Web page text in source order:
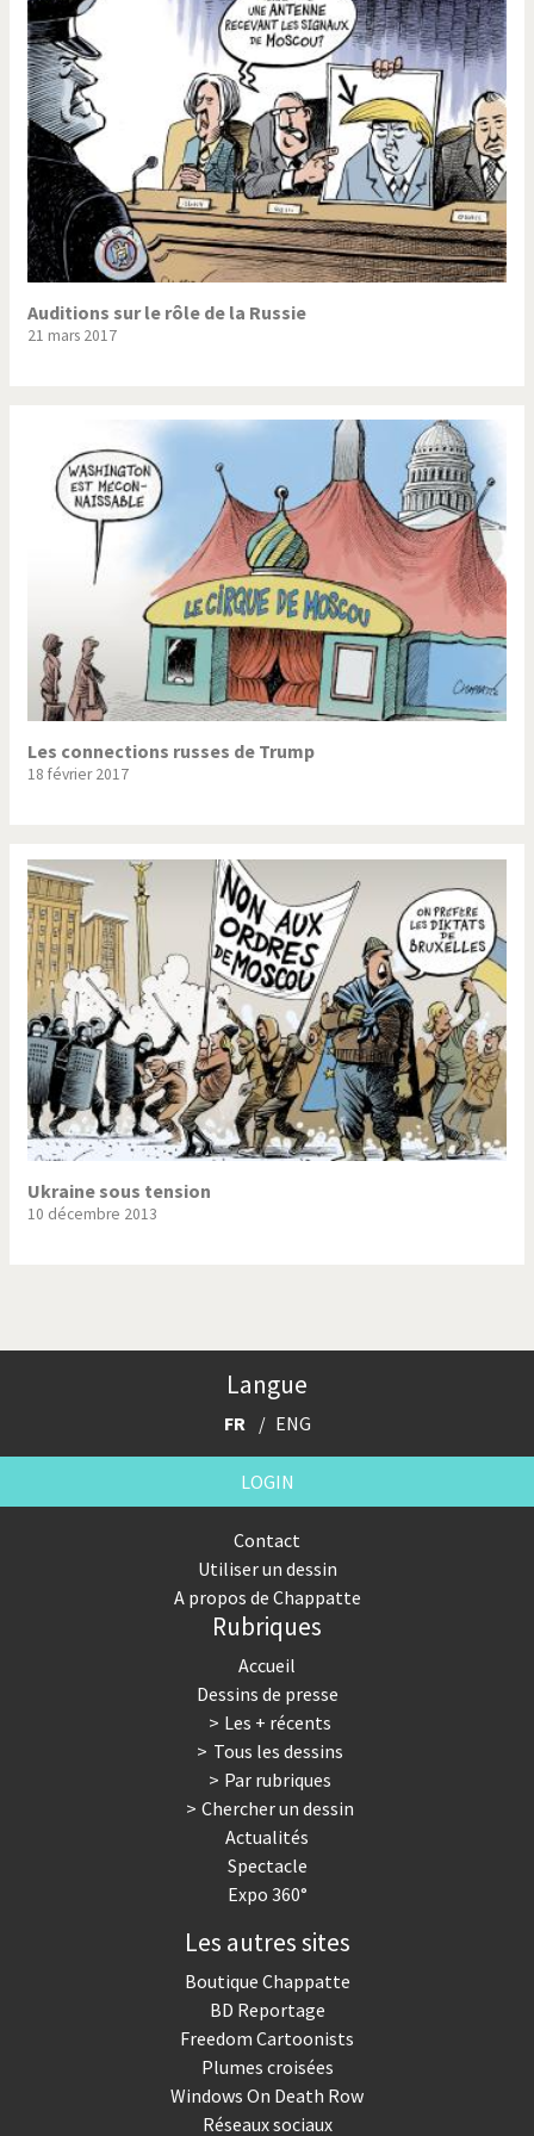
Trump II Un monde de foot
Vous avez dit "Islam"?
Auditions sur le rôle de la Russie
21 mars 2017
Les connections russes de Trump
18 février 2017
Ukraine sous tension
10 décembre 2013
Langue
FR ENG
LOGIN
Contact
Utiliser un dessin
A propos de Chappatte
Rubriques
Accueil
Dessins de presse
Les + récents
Tous les dessins
Par rubriques
Chercher un dessin
Actualités
Spectacle
Expo 360°
Les autres sites
Boutique Chappatte
BD Reportage
Freedom Cartoonists
Plumes croisées
Windows On Death Row
Réseaux sociaux